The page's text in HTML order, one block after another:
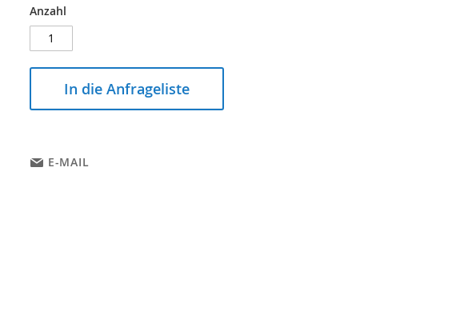
Anzahl
In die Anfrageliste
E-MAIL